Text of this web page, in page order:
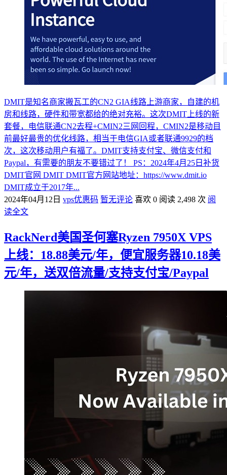
DMIT是知名商家搬瓦工的CN2 GIA线路上游商家，自建的机
房和线路，硬件和带宽都给的绝对充裕。这次DMIT上线的新
套餐，电信联通CN2去程+CMIN2三网回程，CMIN2是移动目
前最好最贵的优化线路，相当于电信GIA或者联通9929的档
次，这次移动用户有福了。DMIT支持支付宝、微信支付和
Paypal，有需要的朋友不要错过了！ PS：2024年4月25日补货
DMIT官网 DMIT DMIT官方网站地址：https://www.dmit.io
DMIT成立于2017年...
2024年04月12日 vps优惠码 暂无评论 喜欢 0 阅读 2,498 次 阅
读全文
RackNerd美国圣何塞Ryzen 7950X VPS
上线：18.88美元/年，便宜服务器10.18美
元/年，送双倍流量/支持支付宝/Paypal